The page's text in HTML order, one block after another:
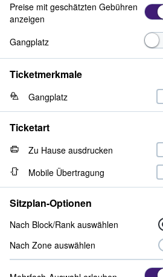
Preise mit geschätzten Gebühren
anzeigen
Gangplatz
Ticketmerkmale
Gangplatz
Ticketart
Zu Hause ausdrucken
Mobile Übertragung
Sitzplan-Optionen
Nach Block/Rank auswählen
Nach Zone auswählen